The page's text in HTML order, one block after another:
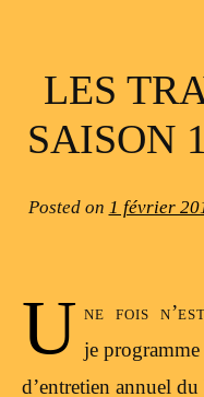
LES
SAISON
Posted on 1 février
U ne fois
je programme
d’entretien annuel du